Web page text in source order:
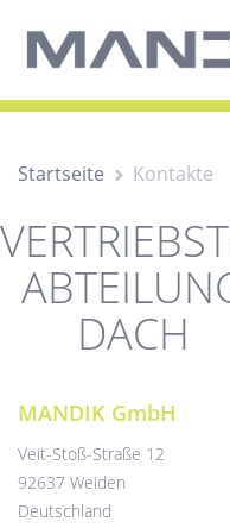
Startseite Kontakte
DACH
MANDIK GmbH
Veit-Stoß-Straße 12
92637 Weiden
Deutschland